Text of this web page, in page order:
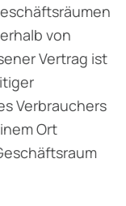
von
Vertrag ist
Verbrauchers
Ort